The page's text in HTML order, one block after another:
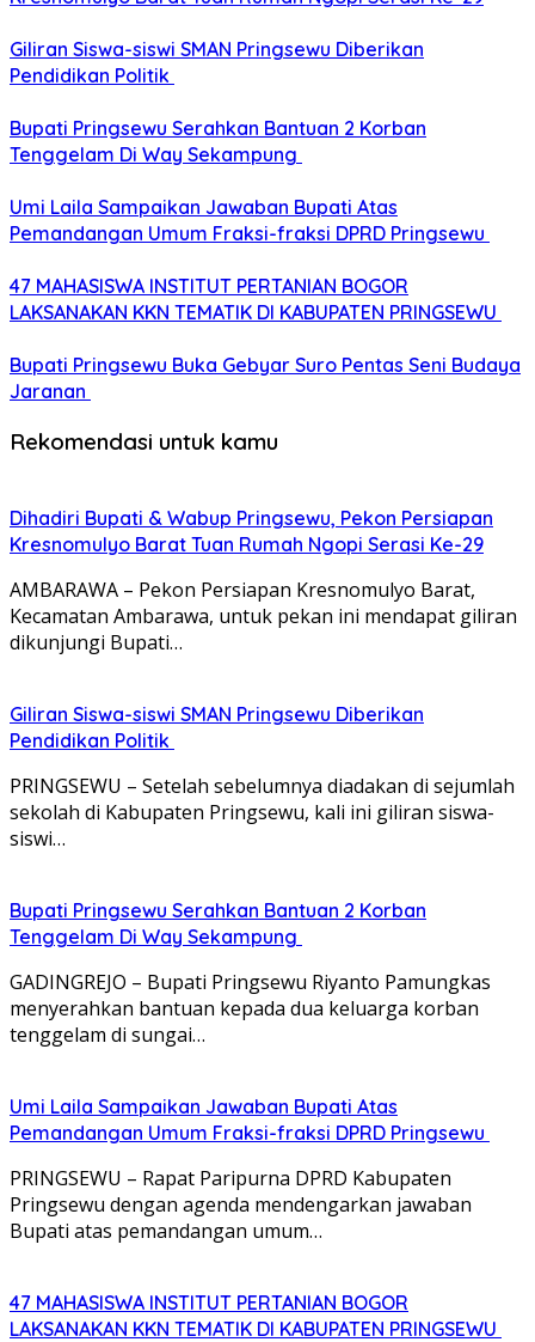
Giliran Siswa-siswi SMAN Pringsewu Diberikan
Pendidikan Politik
Bupati Pringsewu Serahkan Bantuan 2 Korban
Tenggelam Di Way Sekampung
Umi Laila Sampaikan Jawaban Bupati Atas
Pemandangan Umum Fraksi-fraksi DPRD Pringsewu
47 MAHASISWA INSTITUT PERTANIAN BOGOR
LAKSANAKAN KKN TEMATIK DI KABUPATEN PRINGSEWU
Bupati Pringsewu Buka Gebyar Suro Pentas Seni Budaya
Jaranan
Rekomendasi untuk kamu
Dihadiri Bupati & Wabup Pringsewu, Pekon Persiapan
Kresnomulyo Barat Tuan Rumah Ngopi Serasi Ke-29
AMBARAWA – Pekon Persiapan Kresnomulyo Barat,
Kecamatan Ambarawa, untuk pekan ini mendapat giliran
dikunjungi Bupati…
Giliran Siswa-siswi SMAN Pringsewu Diberikan
Pendidikan Politik
PRINGSEWU – Setelah sebelumnya diadakan di sejumlah
sekolah di Kabupaten Pringsewu, kali ini giliran siswa-
siswi…
Bupati Pringsewu Serahkan Bantuan 2 Korban
Tenggelam Di Way Sekampung
GADINGREJO – Bupati Pringsewu Riyanto Pamungkas
menyerahkan bantuan kepada dua keluarga korban
tenggelam di sungai…
Umi Laila Sampaikan Jawaban Bupati Atas
Pemandangan Umum Fraksi-fraksi DPRD Pringsewu
PRINGSEWU – Rapat Paripurna DPRD Kabupaten
Pringsewu dengan agenda mendengarkan jawaban
Bupati atas pemandangan umum…
47 MAHASISWA INSTITUT PERTANIAN BOGOR
LAKSANAKAN KKN TEMATIK DI KABUPATEN PRINGSEWU